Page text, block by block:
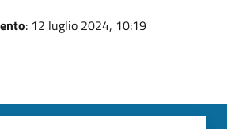
: 12 luglio 2024, 10:19